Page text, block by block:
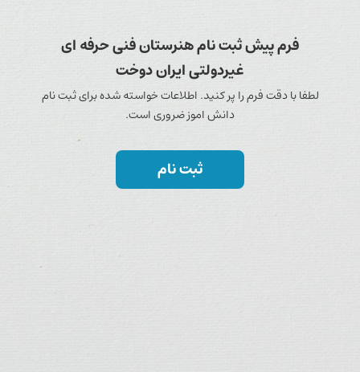
فرم پیش ثبت نام هنرستان فنی حرفه ای
غیردولتی ایران دوخت
لطفا با دقت فرم را پر کنید. اطلاعات خواسته شده برای ثبت نام
دانش اموز ضروری است.
ثبت نام